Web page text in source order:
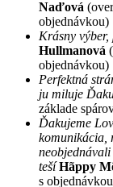
Naďová
objednávkou)
Krásny
Hullmanová
objednávkou)
Perfektná
ju miluje
základe
Ďakujeme
komunikácia,
tešíHãppy
s